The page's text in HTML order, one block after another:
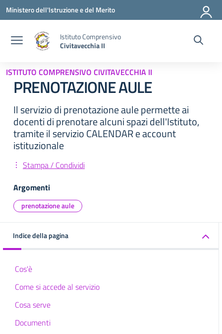
Vai ai contenuti
Vai al menu di navigazione
Vai al footer
Ministero dell'Istruzione e del Merito
Istituto Comprensivo
Civitavecchia II
ISTITUTO COMPRENSIVO CIVITAVECCHIA II
PRENOTAZIONE AULE
Il servizio di prenotazione aule permette ai
docenti di prenotare alcuni spazi dell'Istituto,
tramite il servizio CALENDAR e account
istituzionale
Stampa / Condividi
Argomenti
prenotazione aule
Indice della pagina
Cos'è
Come si accede al servizio
Cosa serve
Documenti